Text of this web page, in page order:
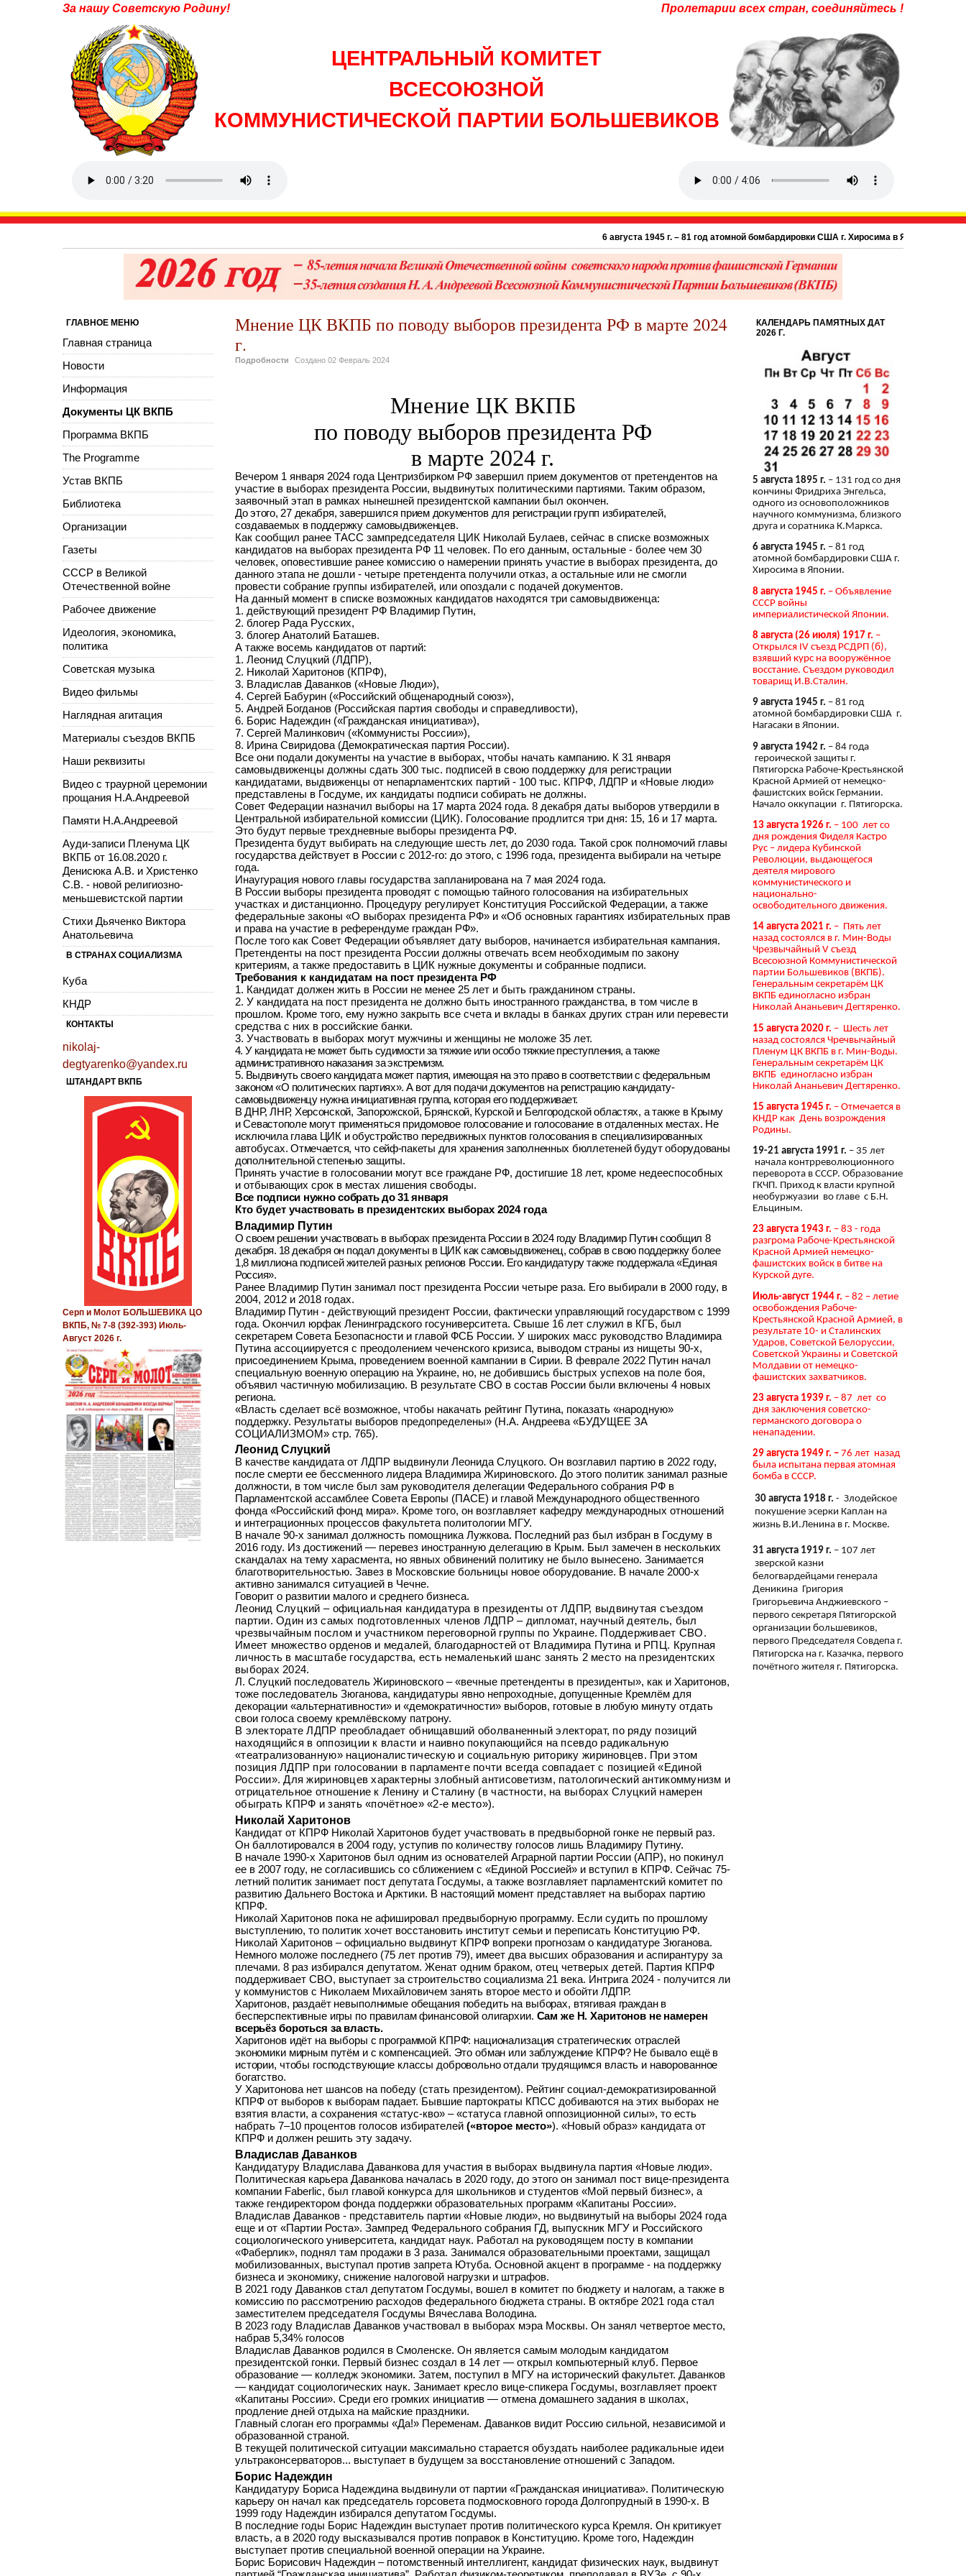
За нашу Советскую Родину! Пролетарии всех стран, соединяйтесь !
ЦЕНТРАЛЬНЫЙ КОМИТЕТ
ВСЕСОЮЗНОЙ
КОММУНИСТИЧЕСКОЙ ПАРТИИ БОЛЬШЕВИКОВ
6 августа 1945 г. – 81 год атомной бомбардировки США г. Хиросима в Японии.
Мнение ЦК ВКПБ по поводу выборов президента РФ в марте 2024
г.
Подробности Создано 02 Февраль 2024
Мнение ЦК ВКПБ
по поводу выборов президента РФ
в марте 2024г.
Вечером 1 января 2024 года Центризбирком РФ завершил прием документов от претендентов на
участие в выборах президента России, выдвинутых политическими партиями. Таким образом,
заявочный этап в рамках нынешней президентской кампании был окончен.
До этого, 27 декабря, завершился прием документов для регистрации групп избирателей,
создаваемых в поддержку самовыдвиженцев.
Как сообщил ранее ТАСС зампредседателя ЦИК Николай Булаев, сейчас в списке возможных
кандидатов на выборах президента РФ 11 человек. По его данным, остальные - более чем 30
человек, оповестившие ранее комиссию о намерении принять участие в выборах президента, до
данного этапа не дошли - четыре претендента получили отказ, а остальные или не смогли
провести собрание группы избирателей, или опоздали с подачей документов.
На данный момент в списке возможных кандидатов находятся три самовыдвиженца:
1. действующий президент РФ Владимир Путин,
2. блогер Рада Русских,
3. блогер Анатолий Баташев.
А также восемь кандидатов от партий:
1. Леонид Слуцкий (ЛДПР),
2. Николай Харитонов (КПРФ),
3. Владислав Даванков («Новые Люди»),
4. Сергей Бабурин («Российский общенародный союз»),
5. Андрей Богданов (Российская партия свободы и справедливости),
6. Борис Надеждин («Гражданская инициатива»),
7. Сергей Малинкович («Коммунисты России»),
8. Ирина Свиридова (Демократическая партия России).
Все они подали документы на участие в выборах, чтобы начать кампанию. К 31 января
самовыдвиженцы должны сдать 300 тыс. подписей в свою поддержку для регистрации
кандидатами, выдвиженцы от непарламентских партий - 100 тыс. КПРФ, ЛДПР и «Новые люди»
представлены в Госдуме, их кандидаты подписи собирать не должны.
Совет Федерации назначил выборы на 17 марта 2024 года. 8 декабря даты выборов утвердили в
Центральной избирательной комиссии (ЦИК). Голосование продлится три дня: 15, 16 и 17 марта.
Это будут первые трехдневные выборы президента РФ.
Президента будут выбирать на следующие шесть лет, до 2030 года. Такой срок полномочий главы
государства действует в России с 2012-го: до этого, с 1996 года, президента выбирали на четыре
года.
Инаугурация нового главы государства запланирована на 7 мая 2024 года.
В России выборы президента проводят с помощью тайного голосования на избирательных
участках и дистанционно. Процедуру регулирует Конституция Российской Федерации, а также
федеральные законы «О выборах президента РФ» и «Об основных гарантиях избирательных прав
и права на участие в референдуме граждан РФ».
После того как Совет Федерации объявляет дату выборов, начинается избирательная кампания.
Претенденты на пост президента России должны отвечать всем необходимым по закону
критериям, а также предоставить в ЦИК нужные документы и собранные подписи.
Требования к кандидатам на пост президента РФ
1. Кандидат должен жить в России не менее 25 лет и быть гражданином страны.
2. У кандидата на пост президента не должно быть иностранного гражданства, в том числе в
прошлом. Кроме того, ему нужно закрыть все счета и вклады в банках других стран или перевести
средства с них в российские банки.
3. Участвовать в выборах могут мужчины и женщины не моложе 35 лет.
4. У кандидата не может быть судимости за тяжкие или особо тяжкие преступления, а также
административного наказания за экстремизм.
5. Выдвинуть своего кандидата может партия, имеющая на это право в соответствии с федеральным
законом «О политических партиях». А вот для подачи документов на регистрацию кандидату-
самовыдвиженцу нужна инициативная группа, которая его поддерживает.
В ДНР, ЛНР, Херсонской, Запорожской, Брянской, Курской и Белгородской областях, а также в Крыму
и Севастополе могут применяться придомовое голосование и голосование в отдаленных местах. Не
исключила глава ЦИК и обустройство передвижных пунктов голосования в специализированных
автобусах. Отмечается, что сейф-пакеты для хранения заполненных бюллетеней будут оборудованы
дополнительной степенью защиты.
Принять участие в голосовании могут все граждане РФ, достигшие 18 лет, кроме недееспособных
и отбывающих срок в местах лишения свободы.
Все подписи нужно собрать до 31 января
Кто будет участвовать в президентских выборах 2024 года
Владимир Путин
О своем решении участвовать в выборах президента России в 2024 году Владимир Путин сообщил 8
декабря. 18 декабря он подал документы в ЦИК как самовыдвиженец, собрав в свою поддержку более
1,8 миллиона подписей жителей разных регионов России. Его кандидатуру также поддержала «Единая
Россия».
Ранее Владимир Путин занимал пост президента России четыре раза. Его выбирали в 2000 году, в
2004, 2012 и 2018 годах.
Владимир Путин - действующий президент России, фактически управляющий государством с 1999
года. Окончил юрфак Ленинградского госуниверситета. Свыше 16 лет служил в КГБ, был
секретарем Совета Безопасности и главой ФСБ России. У широких масс руководство Владимира
Путина ассоциируется с преодолением чеченского кризиса, выводом страны из нищеты 90-х,
присоединением Крыма, проведением военной кампании в Сирии. В феврале 2022 Путин начал
специальную военную операцию на Украине, но, не добившись быстрых успехов на поле боя,
объявил частичную мобилизацию. В результате СВО в состав России были включены 4 новых
региона.
«Власть сделает всё возможное, чтобы накачать рейтинг Путина, показать «народную»
поддержку. Результаты выборов предопределены» (Н.А. Андреева «БУДУЩЕЕ ЗА
СОЦИАЛИЗМОМ» стр. 765).
Леонид Слуцкий
В качестве кандидата от ЛДПР выдвинули Леонида Слуцкого. Он возглавил партию в 2022 году,
после смерти ее бессменного лидера Владимира Жириновского. До этого политик занимал разные
должности, в том числе был зам руководителя делегации Федерального собрания РФ в
Парламентской ассамблее Совета Европы (ПАСЕ) и главой Международного общественного
фонда «Российский фонд мира». Кроме того, он возглавляет кафедру международных отношений
и интеграционных процессов факультета политологии МГУ.
В начале 90-х занимал должность помощника Лужкова. Последний раз был избран в Госдуму в
2016 году. Из достижений — перевез иностранную делегацию в Крым. Был замечен в нескольких
скандалах на тему харасмента, но явных обвинений политику не было вынесено. Занимается
благотворительностью. Завез в Московские больницы новое оборудование. В начале 2000-х
активно занимался ситуацией в Чечне.
Говорит о развитии малого и среднего бизнеса.
Леонид Слуцкий – официальная кандидатура в президенты от ЛДПР, выдвинутая съездом
партии. Один из самых подготовленных членов ЛДПР – дипломат, научный деятель, был
чрезвычайным послом и участником переговорной группы по Украине. Поддерживает СВО.
Имеет множество орденов и медалей, благодарностей от Владимира Путина и РПЦ. Крупная
личность в масштабе государства, есть немаленький шанс занять 2 место на президентских
выборах 2024.
Л. Слуцкий последователь Жириновского – «вечные претенденты в президенты», как и Харитонов,
тоже последователь Зюганова, кандидатуры явно непроходные, допущенные Кремлём для
декорации «альтернативности» и «демократичности» выборов, готовые в любую минуту отдать
свои голоса своему кремлёвскому патрону.
В электорате ЛДПР преобладает обнищавший оболваненный электорат, по ряду позиций
находящийся в оппозиции к власти и наивно покупающийся на псевдо радикальную
«театрализованную» националистическую и социальную риторику жириновцев. При этом
позиция ЛДПР при голосовании в парламенте почти всегда совпадает с позицией «Единой
России». Для жириновцев характерны злобный антисоветизм, патологический антикоммунизм и
отрицательное отношение к Ленину и Сталину (в частности, на выборах Слуцкий намерен
обыграть КПРФ и занять «почётное» «2-е место»).
Николай Харитонов
Кандидат от КПРФ Николай Харитонов будет участвовать в предвыборной гонке не первый раз.
Он баллотировался в 2004 году, уступив по количеству голосов лишь Владимиру Путину.
В начале 1990-х Харитонов был одним из основателей Аграрной партии России (АПР), но покинул
ее в 2007 году, не согласившись со сближением с «Единой Россией» и вступил в КПРФ. Сейчас 75-
летний политик занимает пост депутата Госдумы, а также возглавляет парламентский комитет по
развитию Дальнего Востока и Арктики. В настоящий момент представляет на выборах партию
КПРФ.
Николай Харитонов пока не афишировал предвыборную программу. Если судить по прошлому
выступлению, то политик хочет восстановить институт семьи и переписать Конституцию РФ.
Николай Харитонов – официально выдвинут КПРФ вопреки прогнозам о кандидатуре Зюганова.
Немного моложе последнего (75 лет против 79), имеет два высших образования и аспирантуру за
плечами. 8 раз избирался депутатом. Женат одним браком, отец четверых детей. Партия КПРФ
поддерживает СВО, выступает за строительство социализма 21 века. Интрига 2024 - получится ли
у коммунистов с Николаем Михайловичем занять второе место и обойти ЛДПР.
Харитонов, раздаёт невыполнимые обещания победить на выборах, втягивая граждан в
бесперспективные игры по правилам финансовой олигархии. Сам же Н. Харитонов не намерен
всерьёз бороться за власть.
Харитонов идёт на выборы с программой КПРФ: национализация стратегических отраслей
экономики мирным путём и с компенсацией. Это обман или заблуждение КПРФ? Не бывало ещё в
истории, чтобы господствующие классы добровольно отдали трудящимся власть и наворованное
богатство.
У Харитонова нет шансов на победу (стать президентом). Рейтинг социал-демократизированной
КПРФ от выборов к выборам падает. Бывшие партократы КПСС добиваются на этих выборах не
взятия власти, а сохранения «статус-кво» – «статуса главной оппозиционной силы», то есть
набрать 7–10 процентов голосов избирателей («второе место»). «Новый образ» кандидата от
КПРФ и должен решить эту задачу.
Владислав Даванков
Кандидатуру Владислава Даванкова для участия в выборах выдвинула партия «Новые люди».
Политическая карьера Даванкова началась в 2020 году, до этого он занимал пост вице-президента
компании Faberlic, был главой конкурса для школьников и студентов «Мой первый бизнес», а
также гендиректором фонда поддержки образовательных программ «Капитаны России».
Владислав Даванков - представитель партии «Новые люди», но выдвинутый на выборы 2024 года
еще и от «Партии Роста». Зампред Федерального собрания ГД, выпускник МГУ и Российского
социологического университета, кандидат наук. Работал на руководящем посту в компании
«Фаберлик», поднял там продажи в 3 раза. Занимался образовательными проектами, защищал
мобилизованных, выступал против запрета Ютуба. Основной акцент в программе - на поддержку
бизнеса и экономику, снижение налоговой нагрузки и штрафов.
В 2021 году Даванков стал депутатом Госдумы, вошел в комитет по бюджету и налогам, а также в
комиссию по рассмотрению расходов федерального бюджета страны. В октябре 2021 года стал
заместителем председателя Госдумы Вячеслава Володина.
В 2023 году Владислав Даванков участвовал в выборах мэра Москвы. Он занял четвертое место,
набрав 5,34% голосов
Владислав Даванков родился в Смоленске. Он является самым молодым кандидатом
президентской гонки. Первый бизнес создал в 14 лет — открыл компьютерный клуб. Первое
образование — колледж экономики. Затем, поступил в МГУ на исторический факультет. Даванков
— кандидат социологических наук. Занимает кресло вице-спикера Госдумы, возглавляет проект
«Капитаны России». Среди его громких инициатив — отмена домашнего задания в школах,
продление дней отдыха на майские праздники.
Главный слоган его программы «Да!» Переменам. Даванков видит Россию сильной, независимой и
образованной страной.
В текущей политической ситуации максимально старается обуздать наиболее радикальные идеи
ультраконсерваторов... выступает в будущем за восстановление отношений с Западом.
Борис Надеждин
Кандидатуру Бориса Надеждина выдвинули от партии «Гражданская инициатива». Политическую
карьеру он начал как председатель горсовета подмосковного города Долгопрудный в 1990-х. В
1999 году Надеждин избирался депутатом Госдумы.
В последние годы Борис Надеждин выступает против политического курса Кремля. Он критикует
власть, а в 2020 году высказывался против поправок в Конституцию. Кроме того, Надеждин
выступает против специальной военной операции на Украине.
Борис Борисович Надеждин – потомственный интеллигент, кандидат физических наук, выдвинут
ГЛАВНОЕ МЕНЮ
Главная страница
Новости
Информация
Документы ЦК ВКПБ
Программа ВКПБ
The Programme
Устав ВКПБ
Библиотека
Организации
Газеты
СССР в Великой
Отечественной войне
Рабочее движение
Идеология, экономика,
политика
Советская музыка
Видео фильмы
Наглядная агитация
Материалы съездов ВКПБ
Наши реквизиты
Видео с траурной церемонии
прощания Н.А.Андреевой
Памяти Н.А.Андреевой
Ауди-записи Пленума ЦК
ВКПБ от 16.08.2020 г.
Денисюка А.В. и Христенко
С.В. - новой религиозно-
меньшевистской партии
Стихи Дьяченко Виктора
Анатольевича
В СТРАНАХ СОЦИАЛИЗМА
Куба
КНДР
КОНТАКТЫ
nikolaj-
degtyarenko@yandex.ru
ШТАНДАРТ ВКПБ
Серп и Молот БОЛЬШЕВИКА ЦО
ВКПБ, № 7-8 (392-393) Июль-
Август 2026 г.
КАЛЕНДАРЬ ПАМЯТНЫХ ДАТ
2026 Г.
5 августа 1895 г. – 131 год со дня
кончины Фридриха Энгельса,
одного из основоположников
научного коммунизма, близкого
друга и соратника К.Маркса.
6 августа 1945 г. – 81 год
атомной бомбардировки США г.
Хиросима в Японии.
8 августа 1945 г. – Объявление
СССР войны
империалистической Японии.
8 августа (26 июля) 1917 г. –
Открылся IV съезд РСДРП (б),
взявший курс на вооружённое
восстание. Съездом руководил
товарищ И.В.Сталин.
9 августа 1945 г. – 81 год
атомной бомбардировки США г.
Нагасаки в Японии.
9 августа 1942 г. – 84 года
героической защиты г.
Пятигорска Рабоче-Крестьянской
Красной Армией от немецко-
фашистских войск Германии.
Начало оккупации г. Пятигорска.
13 августа 1926 г. – 100 лет со
дня рождения Фиделя Кастро
Рус – лидера Кубинской
Революции, выдающегося
деятеля мирового
коммунистического и
национально-
освободительного движения.
14 августа 2021 г. – Пять лет
назад состоялся в г. Мин-Воды
Чрезвычайный V съезд
Всесоюзной Коммунистической
партии Большевиков (ВКПБ).
Генеральным секретарём ЦК
ВКПБ единогласно избран
Николай Ананьевич Дегтяренко.
15 августа 2020 г. – Шесть лет
назад состоялся Чречвычайный
Пленум ЦК ВКПБ в г. Мин-Воды.
Генеральным секретарём ЦК
ВКПБ единогласно избран
Николай Ананьевич Дегтяренко.
15 августа 1945 г. – Отмечается в
КНДР как День возрождения
Родины.
19-21 августа 1991 г. – 35 лет
начала контрреволюционного
переворота в СССР. Образование
ГКЧП. Приход к власти крупной
необуржуазии во главе с Б.Н.
Ельциным.
23 августа 1943 г. – 83 - года
разгрома Рабоче-Крестьянской
Красной Армией немецко-
фашистских войск в битве на
Курской дуге.
Июль-август 1944 г. – 82 – летие
освобождения Рабоче-
Крестьянской Красной Армией, в
результате 10- и Сталинских
Ударов, Советской Белоруссии,
Советской Украины и Советской
Молдавии от немецко-
фашистских захватчиков.
23 августа 1939 г. – 87 лет со
дня заключения советско-
германского договора о
ненападении.
29 августа 1949 г. – 76 лет назад
была испытана первая атомная
бомба в СССР.
30 августа 1918 г. - Злодейское
покушение эсерки Каплан на
жизнь В.И.Ленина в г. Москве.
31 августа 1919 г. – 107 лет
зверской казни
белогвардейцами генерала
Деникина Григория
Григорьевича Анджиевского –
первого секретаря Пятигорской
организации большевиков,
первого Председателя Совдепа г.
Пятигорска на г. Казачка, первого
почётного жителя г. Пятигорска.